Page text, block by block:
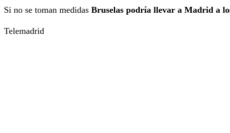
Si no se toman medidas Bruselas podría llevar a Madrid a
Telemadrid